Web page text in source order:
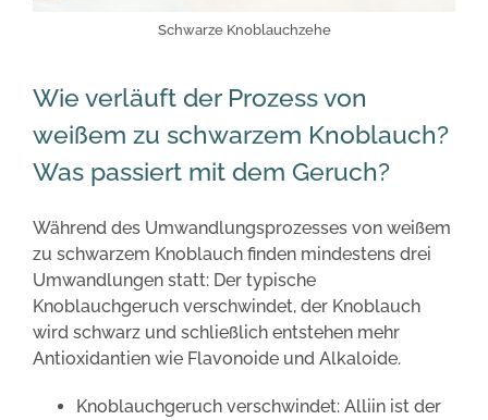
Schwarze Knoblauchzehe
Wie verläuft der Prozess von
weißem zu schwarzem Knoblauch?
Was passiert mit dem Geruch?
Während des Umwandlungsprozesses von weißem
zu schwarzem Knoblauch finden mindestens drei
Umwandlungen statt: Der typische
Knoblauchgeruch verschwindet, der Knoblauch
wird schwarz und schließlich entstehen mehr
Antioxidantien wie Flavonoide und Alkaloide.
Knoblauchgeruch verschwindet: Alliin ist der